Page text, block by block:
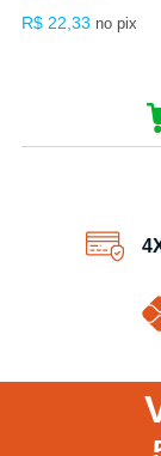
R$ 22,33 no pix